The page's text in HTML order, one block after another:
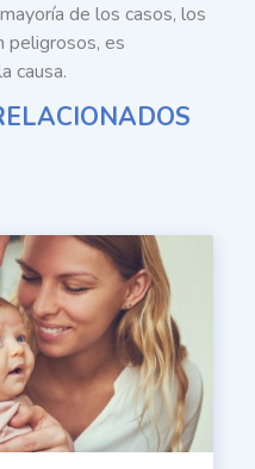
de los casos, los
peligrosos, es
causa.